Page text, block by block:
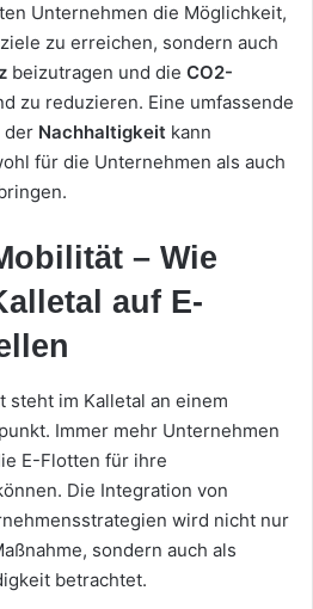
Unternehmen die Möglichkeit,
zu erreichen, sondern auch
beizutragen und die CO2-
zu reduzieren. Eine umfassende
der Nachhaltigkeit kann
für die Unternehmen als auch
– Wie
auf E-
steht im Kalletal an einem
Immer mehr Unternehmen
E-Flotten für ihre
Die Integration von
wird nicht nur
sondern auch als
betrachtet.